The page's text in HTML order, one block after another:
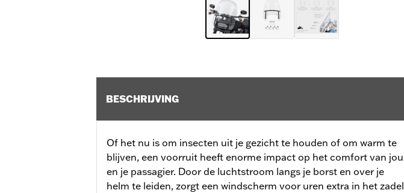
BESCHRIJVING
Of het nu is om insecten uit je gezicht te houden of om warm te
blijven, een voorruit heeft enorme impact op het comfort van jou
en je passagier. Door de luchtstroom langs je borst en over je
helm te leiden, zorgt een windscherm voor uren extra in het zadel